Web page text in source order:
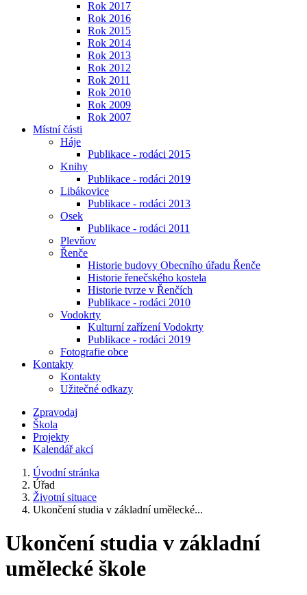
Rok 2017
Rok 2016
Rok 2015
Rok 2014
Rok 2013
Rok 2012
Rok 2011
Rok 2010
Rok 2009
Rok 2007
Místní části
Háje
Publikace - rodáci 2015
Knihy
Publikace - rodáci 2019
Libákovice
Publikace - rodáci 2013
Osek
Publikace - rodáci 2011
Plevňov
Řenče
Historie budovy Obecního úřadu Řenče
Historie řenečského kostela
Historie tvrze v Řenčích
Publikace - rodáci 2010
Vodokrty
Kulturní zařízení Vodokrty
Publikace - rodáci 2019
Fotografie obce
Kontakty
Kontakty
Užitečné odkazy
Zpravodaj
Škola
Projekty
Kalendář akcí
Úvodní stránka
Úřad
Životní situace
Ukončení studia v základní umělecké...
Ukončení studia v základní
umělecké škole